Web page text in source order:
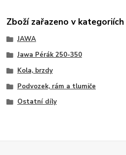
Zboží zařazeno v kategoriích
JAWA
Jawa Pérák 250-350
Kola, brzdy
Podvozek, rám a tlumiče
Ostatní díly